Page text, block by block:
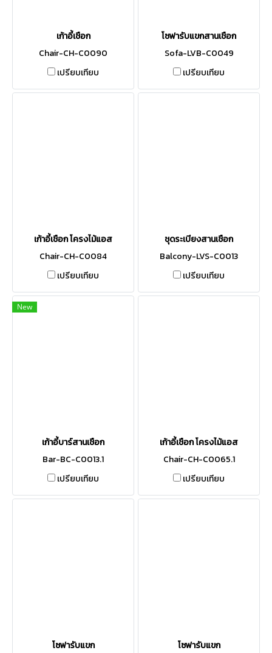
เก้าอี้เชือก
Chair-CH-C0090
เปรียบเทียบ
โซฟารับแขกสานเชือก
Sofa-LVB-C0049
เปรียบเทียบ
เก้าอี้เชือก โครงไม้แอส
Chair-CH-C0084
เปรียบเทียบ
ชุดระเบียงสานเชือก
Balcony-LVS-C0013
เปรียบเทียบ
New
เก้าอี้บาร์สานเชือก
Bar-BC-C0013.1
เปรียบเทียบ
เก้าอี้เชือก โครงไม้แอส
Chair-CH-C0065.1
เปรียบเทียบ
โซฟารับแขก
โซฟารับแขก